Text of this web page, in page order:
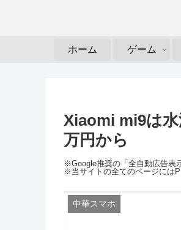
ホーム ゲーム
Xiaomi mi9は
万円から
※Google推奨の「全自動広告表
※当サイトの全てのページには
中華スマホ